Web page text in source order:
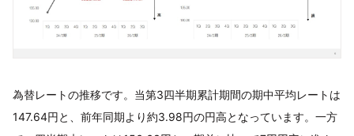
為替レートの推移です。当第3四半期累計期間の期中平均レートは
147.64円と、前年同期より約3.98円の円高となっています。一方